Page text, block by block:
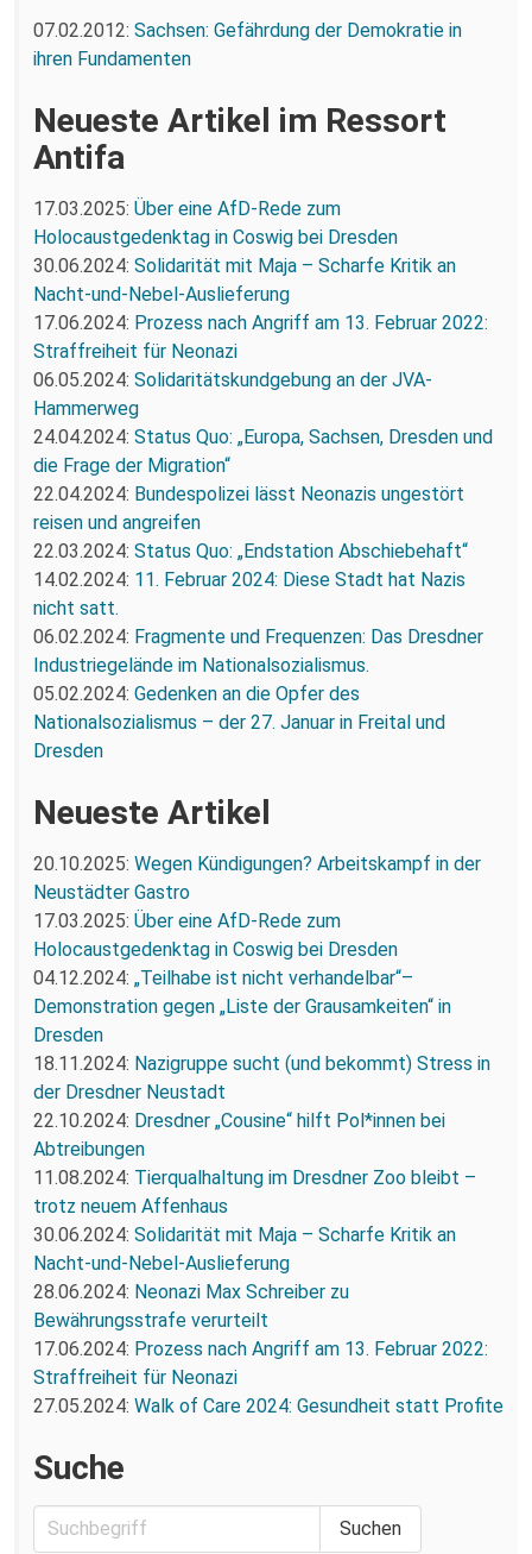
07.02.2012: Sachsen: Gefährdung der Demokratie in
ihren Fundamenten
Neueste Artikel im Ressort
Antifa
17.03.2025: Über eine AfD-Rede zum
Holocaustgedenktag in Coswig bei Dresden
30.06.2024: Solidarität mit Maja – Scharfe Kritik an
Nacht-und-Nebel-Auslieferung
17.06.2024: Prozess nach Angriff am 13. Februar 2022:
Straffreiheit für Neonazi
06.05.2024: Solidaritätskundgebung an der JVA-
Hammerweg
24.04.2024: Status Quo: „Europa, Sachsen, Dresden und
die Frage der Migration“
22.04.2024: Bundespolizei lässt Neonazis ungestört
reisen und angreifen
22.03.2024: Status Quo: „Endstation Abschiebehaft“
14.02.2024: 11. Februar 2024: Diese Stadt hat Nazis
nicht satt.
06.02.2024: Fragmente und Frequenzen: Das Dresdner
Industriegelände im Nationalsozialismus.
05.02.2024: Gedenken an die Opfer des
Nationalsozialismus – der 27. Januar in Freital und
Dresden
Neueste Artikel
20.10.2025: Wegen Kündigungen? Arbeitskampf in der
Neustädter Gastro
17.03.2025: Über eine AfD-Rede zum
Holocaustgedenktag in Coswig bei Dresden
04.12.2024: „Teilhabe ist nicht verhandelbar“–
Demonstration gegen „Liste der Grausamkeiten“ in
Dresden
18.11.2024: Nazigruppe sucht (und bekommt) Stress in
der Dresdner Neustadt
22.10.2024: Dresdner „Cousine“ hilft Pol*innen bei
Abtreibungen
11.08.2024: Tierqualhaltung im Dresdner Zoo bleibt –
trotz neuem Affenhaus
30.06.2024: Solidarität mit Maja – Scharfe Kritik an
Nacht-und-Nebel-Auslieferung
28.06.2024: Neonazi Max Schreiber zu
Bewährungsstrafe verurteilt
17.06.2024: Prozess nach Angriff am 13. Februar 2022:
Straffreiheit für Neonazi
27.05.2024: Walk of Care 2024: Gesundheit statt Profite
Suche